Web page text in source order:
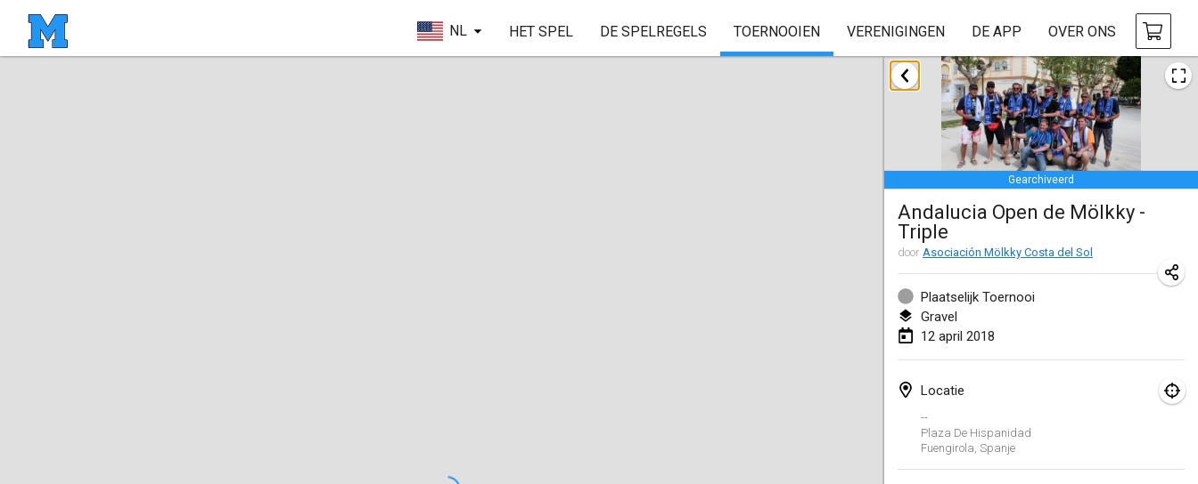
NL HET SPEL DE SPELREGELS TOERNOOIEN VERENIGINGEN DE APP OVER ONS
Gearchiveerd
Andalucia Open de Mölkky -
Triple
door Asociación Mölkky Costa del Sol
Plaatselijk Toernooi
Gravel
12 april 2018
Locatie
--
Plaza De Hispanidad
Fuengirola Spanje
januari 2018
Open des rois de Mölkky
21 jan. 2018|Frankrijk
Individuel du Garo
21 jan. 2018|Frankrijk
Tournoi d'Hiver
27 jan. 2018|Frankrijk
27 jan. 2018
februari 2018
Lumi Mölkky
3 feb. 2018|Finland